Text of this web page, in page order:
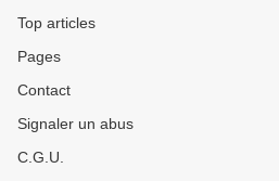
Top articles
Pages
Contact
Signaler un abus
C.G.U.